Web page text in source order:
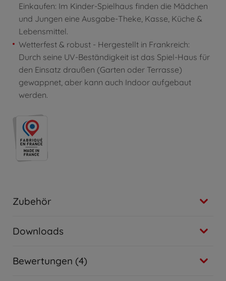
Einkaufen: Im Kinder-Spielhaus finden die Mädchen
und Jungen eine Ausgabe-Theke, Kasse, Küche &
Lebensmittel.
Wetterfest & robust - Hergestellt in Frankreich:
Durch seine UV-Beständigkeit ist das Spiel-Haus für
den Einsatz draußen (Garten oder Terrasse)
gewappnet, aber kann auch Indoor aufgebaut
werden.
Zubehör
Downloads
Bewertungen (4)